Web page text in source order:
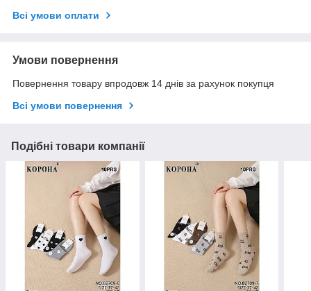
Всі умови оплати
Умови повернення
Повернення товару впродовж 14 днів за рахунок покупця
Всі умови повернення
Подібні товари компанії